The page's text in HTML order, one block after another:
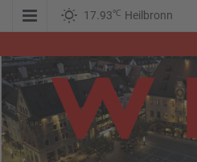
17.93℃ Heilbronn